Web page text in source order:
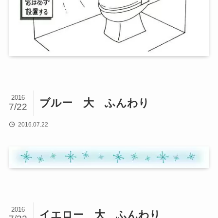
ブルー 大 ふんわり
2016
7/22
2016.07.22
イエロー 大 ふんわり
2016